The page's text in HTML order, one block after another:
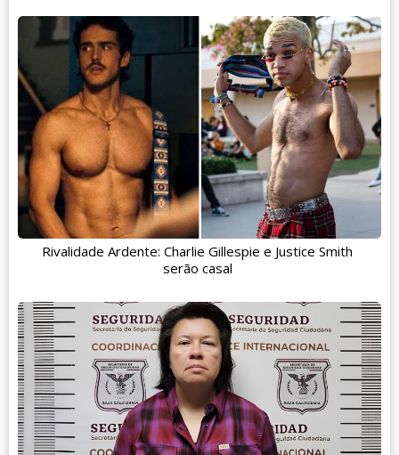
Rivalidade Ardente: Charlie Gillespie e Justice Smith
serão casal